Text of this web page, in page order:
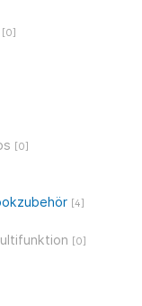
[0]
[0]
[4]
[0]